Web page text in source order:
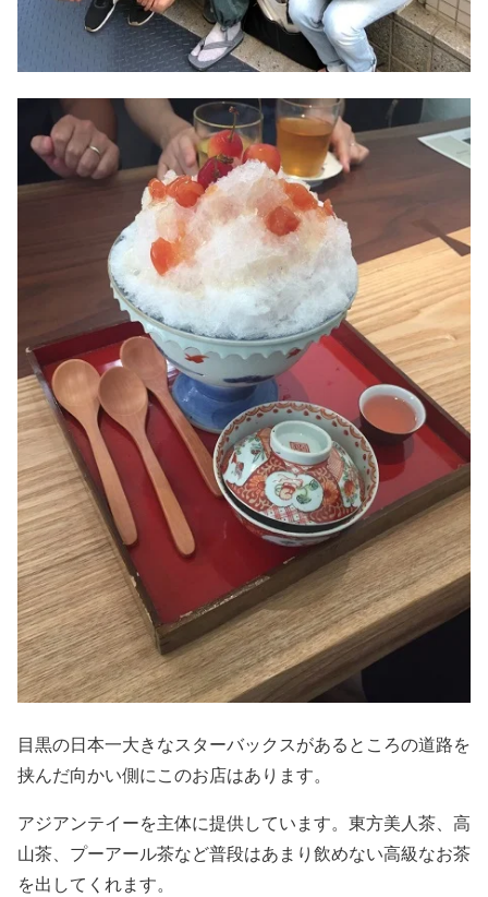
目黒の日本一大きなスターバックスがあるところの道路を
挟んだ向かい側にこのお店はあります。
アジアンテイーを主体に提供しています。東方美人茶、高
山茶、プーアール茶など普段はあまり飲めない高級なお茶
を出してくれます。